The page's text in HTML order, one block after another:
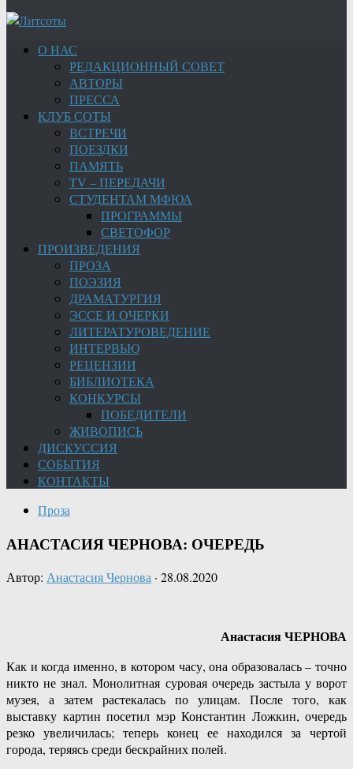
О НАС
РЕДАКЦИОННЫЙ СОВЕТ
АВТОРЫ
ПРЕССА
КЛУБ СОТЫ
ВСТРЕЧИ
ПОЕЗДКИ
ПАМЯТЬ
TV – ПЕРЕДАЧИ
СТУДЕНТАМ МФЮА
ПРОГРАММЫ
СВЕТОФОР
ПРОИЗВЕДЕНИЯ
ПРОЗА
ПОЭЗИЯ
ДРАМАТУРГИЯ
ЭССЕ И ОЧЕРКИ
ЛИТЕРАТУРОВЕДЕНИЕ
ИНТЕРВЬЮ
РЕЦЕНЗИИ
БИБЛИОТЕКА
КОНКУРСЫ
ПОБЕДИТЕЛИ
ЖИВОПИСЬ
ДИСКУССИЯ
СОБЫТИЯ
КОНТАКТЫ
Проза
АНАСТАСИЯ ЧЕРНОВА: ОЧЕРЕДЬ
Автор: Анастасия Чернова · 28.08.2020
Анастасия ЧЕРНОВА
Как и когда именно, в котором часу, она образовалась – точно
никто не знал. Монолитная суровая очередь застыла у ворот
музея, а затем растекалась по улицам. После того, как
выставку картин посетил мэр Константин Ложкин, очередь
резко увеличилась; теперь конец ее находился за чертой
города, теряясь среди бескрайних полей.